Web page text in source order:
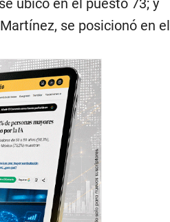
ubicó en el puesto 73; y
se posicionó en el